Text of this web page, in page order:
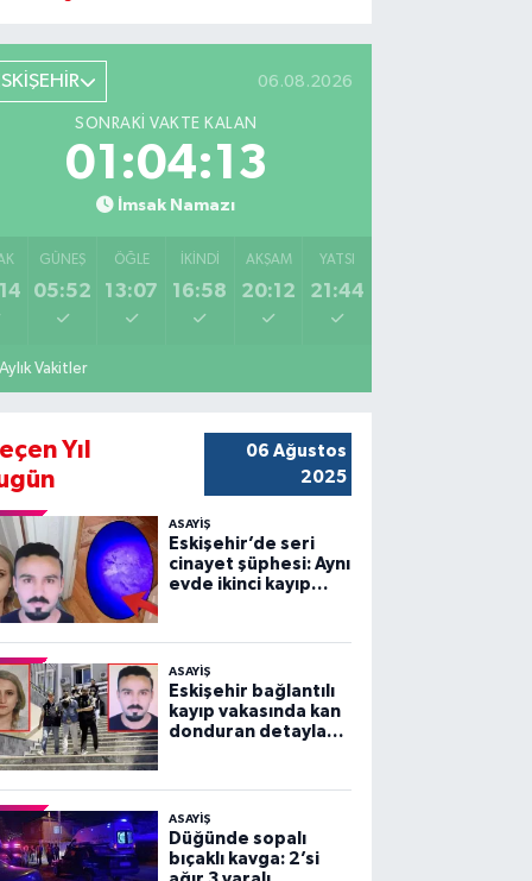
06.08.2026
SONRAKI VAKTE KALAN
01:04:12
İmsak Namazı
GÜNEŞ
05:52
ÖĞLE
13:07
İKINDI
16:58
AKŞAM
20:12
YATSI
21:44
Aylık Vakitler
Yıl
06 Ağustos
2025
ASAYİŞ
Eskişehir’de seri
cinayet şüphesi: Aynı
evde ikinci kayıp
ASAYİŞ
Eskişehir bağlantılı
kayıp vakasında kan
donduran detaylar
ASAYİŞ
Düğünde sopalı
bıçaklı kavga: 2’si